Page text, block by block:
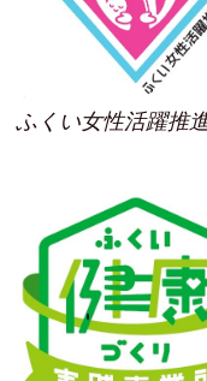
ふくい女性活躍推